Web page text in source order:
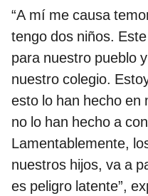
“A mí me causa
tengo dos niños.
para nuestro pueblo
nuestro colegio.
esto lo han hecho en
no lo han hecho a
Lamentablemente,
nuestros hijos, va a
es peligro latente”,